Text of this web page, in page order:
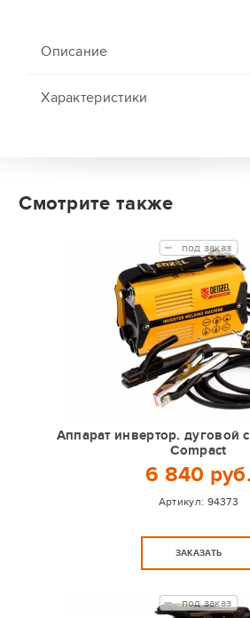
Описание
Характеристики
Смотрите также
Аппарат инвертор. дуговой
Compact
6 840 руб.
Артикул: 94373
под заказ
ЗАКАЗАТЬ
под заказ